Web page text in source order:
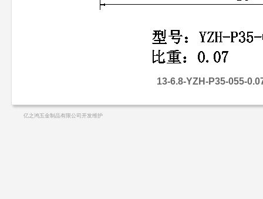
13-6.8-YZH-P35-055-
亿之鸿五金制品有限公司开发维护